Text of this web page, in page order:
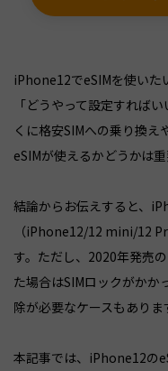
iPhone12でeSIMを使いた
「どうやって設定すれば
くに格安SIMへの乗り換え
eSIMが使えるかどうかは重
結論からお伝えすると、
（iPhone12/12 mini/12
す。ただし、2020年発売
た場合はSIMロックがかか
除が必要なケースもありま
本記事では、iPhone12の